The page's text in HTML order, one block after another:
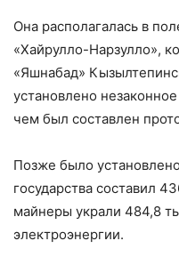
Она располагалась в
«Хайрулло-Нарзулло»,
«Яшнабад»
установлено
чем был составлен
Позже было
государства составил
майнеры украли 484,8
электроэнергии.